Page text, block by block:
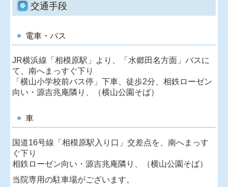
交通手段
電車・バス
JR横浜線「相模原駅」より、「水郷田名方面」バスに
て、南へまっすぐ下り
「横山小学校前バス停」下車、徒歩2分、相鉄ローゼン
向い・源吉兆庵隣り、（横山公園そば）
車
国道16号線「相模原駅入り口」交差点を、南へまっす
ぐ下り
相鉄ローゼン向い・源吉兆庵隣り、（横山公園そば）
当院専用の駐車場がございます。